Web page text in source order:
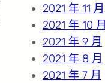
2021 年 11 月
2021 年 10 月
2021 年 9 月
2021 年 8 月
2021 年 7 月